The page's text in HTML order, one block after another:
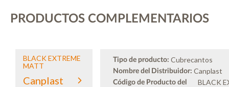
PRODUCTOS COMPLEMENTARIOS
BLACK EXTREME
MATT
Canplast
Tipo de producto: Cubrecantos
Nombre del Distribuidor: Canplast
Código de Producto del
BLACK